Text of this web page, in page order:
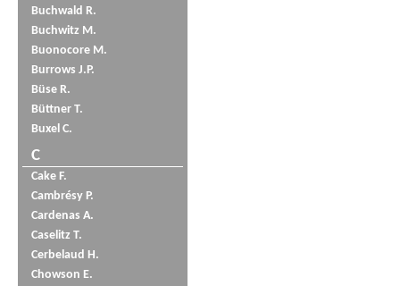
Buchwald R.
Buchwitz M.
Buonocore M.
Burrows J.P.
Büse R.
Büttner T.
Buxel C.
C
Cake F.
Cambrésy P.
Cardenas A.
Caselitz T.
Cerbelaud H.
Chowson E.